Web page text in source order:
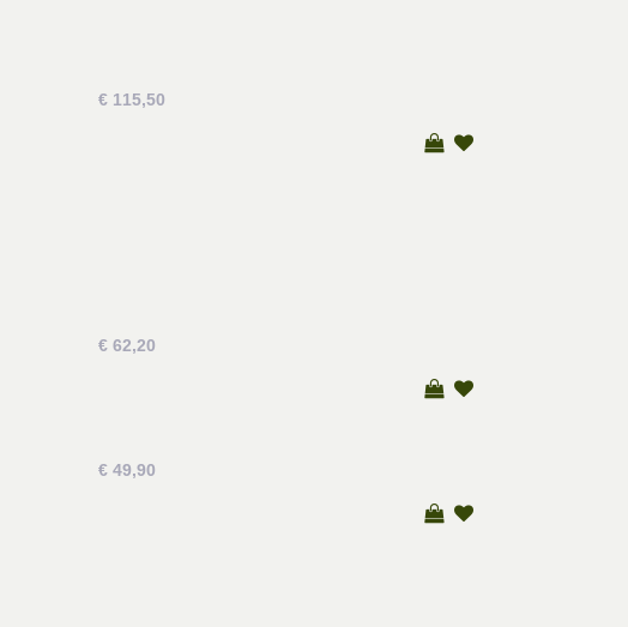
€ 115,50
€ 62,20
€ 49,90